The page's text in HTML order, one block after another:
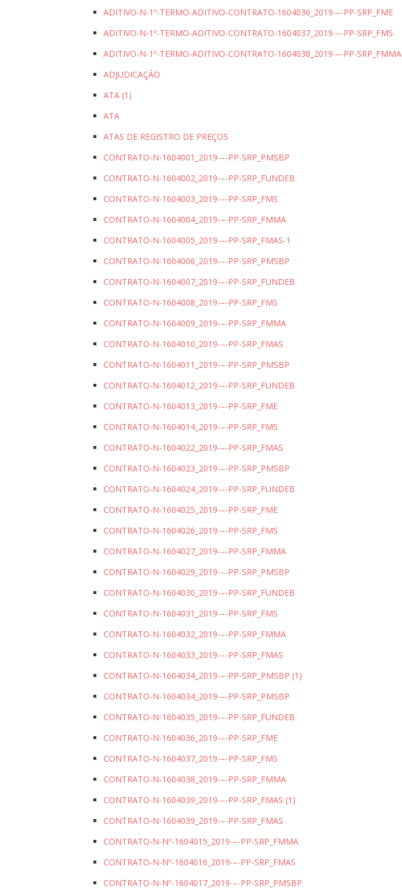
ADITIVO-N-1º-TERMO-ADITIVO-CONTRATO-1604036_2019-–-PP-SRP_FME
ADITIVO-N-1º-TERMO-ADITIVO-CONTRATO-1604037_2019-–-PP-SRP_FMS
ADITIVO-N-1º-TERMO-ADITIVO-CONTRATO-1604038_2019-–-PP-SRP_FMMA
ADJUDICAÇÃO
ATA (1)
ATA
ATAS DE REGISTRO DE PREÇOS
CONTRATO-N-1604001_2019-–-PP-SRP_PMSBP
CONTRATO-N-1604002_2019-–-PP-SRP_FUNDEB
CONTRATO-N-1604003_2019-–-PP-SRP_FMS
CONTRATO-N-1604004_2019-–-PP-SRP_FMMA
CONTRATO-N-1604005_2019-–-PP-SRP_FMAS-1
CONTRATO-N-1604006_2019-–-PP-SRP_PMSBP
CONTRATO-N-1604007_2019-–-PP-SRP_FUNDEB
CONTRATO-N-1604008_2019-–-PP-SRP_FMS
CONTRATO-N-1604009_2019-–-PP-SRP_FMMA
CONTRATO-N-1604010_2019-–-PP-SRP_FMAS
CONTRATO-N-1604011_2019-–-PP-SRP_PMSBP
CONTRATO-N-1604012_2019-–-PP-SRP_FUNDEB
CONTRATO-N-1604013_2019-–-PP-SRP_FME
CONTRATO-N-1604014_2019-–-PP-SRP_FMS
CONTRATO-N-1604022_2019-–-PP-SRP_FMAS
CONTRATO-N-1604023_2019-–-PP-SRP_PMSBP
CONTRATO-N-1604024_2019-–-PP-SRP_FUNDEB
CONTRATO-N-1604025_2019-–-PP-SRP_FME
CONTRATO-N-1604026_2019-–-PP-SRP_FMS
CONTRATO-N-1604027_2019-–-PP-SRP_FMMA
CONTRATO-N-1604029_2019-–-PP-SRP_PMSBP
CONTRATO-N-1604030_2019-–-PP-SRP_FUNDEB
CONTRATO-N-1604031_2019-–-PP-SRP_FMS
CONTRATO-N-1604032_2019-–-PP-SRP_FMMA
CONTRATO-N-1604033_2019-–-PP-SRP_FMAS
CONTRATO-N-1604034_2019-–-PP-SRP_PMSBP (1)
CONTRATO-N-1604034_2019-–-PP-SRP_PMSBP
CONTRATO-N-1604035_2019-–-PP-SRP_FUNDEB
CONTRATO-N-1604036_2019-–-PP-SRP_FME
CONTRATO-N-1604037_2019-–-PP-SRP_FMS
CONTRATO-N-1604038_2019-–-PP-SRP_FMMA
CONTRATO-N-1604039_2019-–-PP-SRP_FMAS (1)
CONTRATO-N-1604039_2019-–-PP-SRP_FMAS
CONTRATO-N-Nº-1604015_2019-–-PP-SRP_FMMA
CONTRATO-N-Nº-1604016_2019-–-PP-SRP_FMAS
CONTRATO-N-Nº-1604017_2019-–-PP-SRP_PMSBP